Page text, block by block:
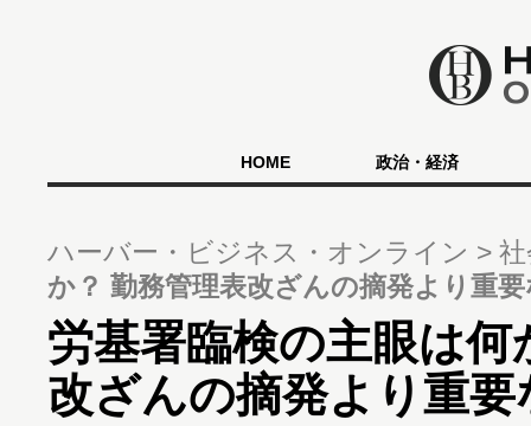
HOME 政治・経済
ハーバー・ビジネス・オンライン
か？ 勤務管理表改ざんの摘発より重
労基署臨検の主眼は何
改ざんの摘発より重要